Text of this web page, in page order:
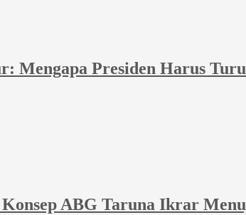
Presiden Harus
ABG Taruna Ikrar